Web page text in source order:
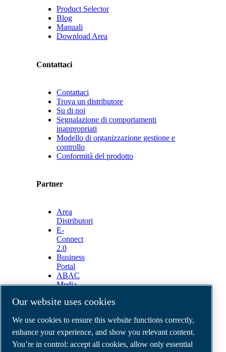
Product Selector
Blog
Manuali
Download Area
Contattaci
Contattaci
Trova un distributore
Su di noi
Segnalazione di comportamenti
inappropriati
Modello di organizzazione gestione e
controllo
Conformità del prodotto
Partner
Area
Distributori
E-
Connect
2.0
Business
Portal
ABAC
Media
Legal & Privacy Notices
Order return form
Order claim form
Our website uses cookies
We use cookies to ensure this website functions correctly,
enhance your experience, and show you relevant content.
You’re in control: accept all cookies, allow only essential